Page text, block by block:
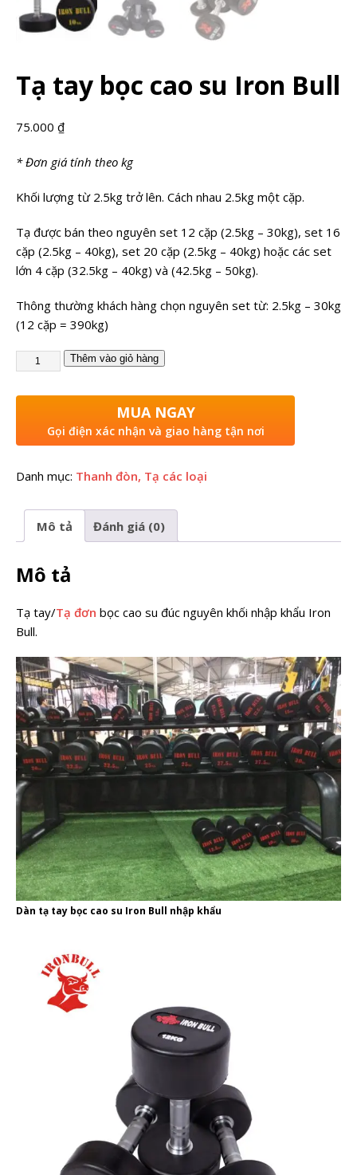
Tạ tay bọc cao su Iron Bull
75.000 ₫
* Đơn giá tính theo kg
Khối lượng từ 2.5kg trở lên. Cách nhau 2.5kg một cặp.
Tạ được bán theo nguyên set 12 cặp (2.5kg – 30kg), set 16
cặp (2.5kg – 40kg), set 20 cặp (2.5kg – 40kg) hoặc các set
lớn 4 cặp (32.5kg – 40kg) và (42.5kg – 50kg).
Thông thường khách hàng chọn nguyên set từ: 2.5kg – 30kg
(12 cặp = 390kg)
Thêm vào giỏ hàng
MUA NGAY
Gọi điện xác nhận và giao hàng tận nơi
Danh mục: Thanh đòn, Tạ các loại
Mô tả Đánh giá (0)
Mô tả
Tạ tay/Tạ đơn bọc cao su đúc nguyên khối nhập khẩu Iron
Bull.
Dàn tạ tay bọc cao su Iron Bull nhập khẩu